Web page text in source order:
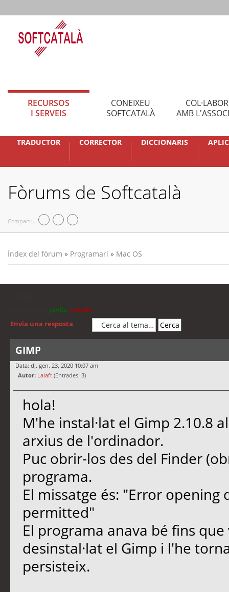
RECURSOS
I SERVEIS
CONEIXEU
SOFTCATALÀ
AMB
TRADUCTOR CORRECTOR DICCIONARIS
Fòrums de Softcatalà
Compartiu
Índex del fòrum » Programari » Mac OS
jordis cubells
Envia una resposta
GIMP
Data: dj. gen. 23, 2020 10:07 am
Autor: Laiaft (Entrades: 3)
hola!
M'he instal·lat el Gimp 2.10.8
arxius de l'ordinador.
Puc obrir-los des del Finder
programa.
El missatge és: "Error
permitted"
El programa anava bé fins
desinstal·lat el Gimp i l'he
persisteix.